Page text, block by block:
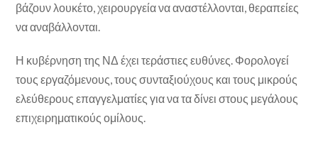
βάζουν λουκέτο, χειρουργεία να αναστέλλονται, θεραπείες
να αναβάλλονται.
Η κυβέρνηση της ΝΔ έχει τεράστιες ευθύνες. Φορολογεί
τους εργαζόμενους, τους συνταξιούχους και τους μικρούς
ελεύθερους επαγγελματίες για να τα δίνει στους μεγάλους
επιχειρηματικούς ομίλους.